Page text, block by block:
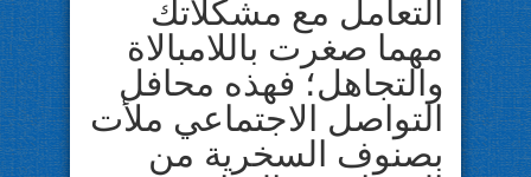
التعامل مع مشكلاتك
مهما صغرت باللامبالاة
والتجاهل؛ فهذه محافل
التواصل الاجتماعي ملأت
بصنوف السخرية من